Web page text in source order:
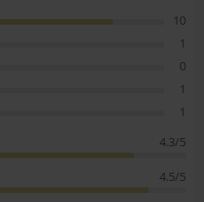
10
1
0
1
1
4.3/5
4.5/5